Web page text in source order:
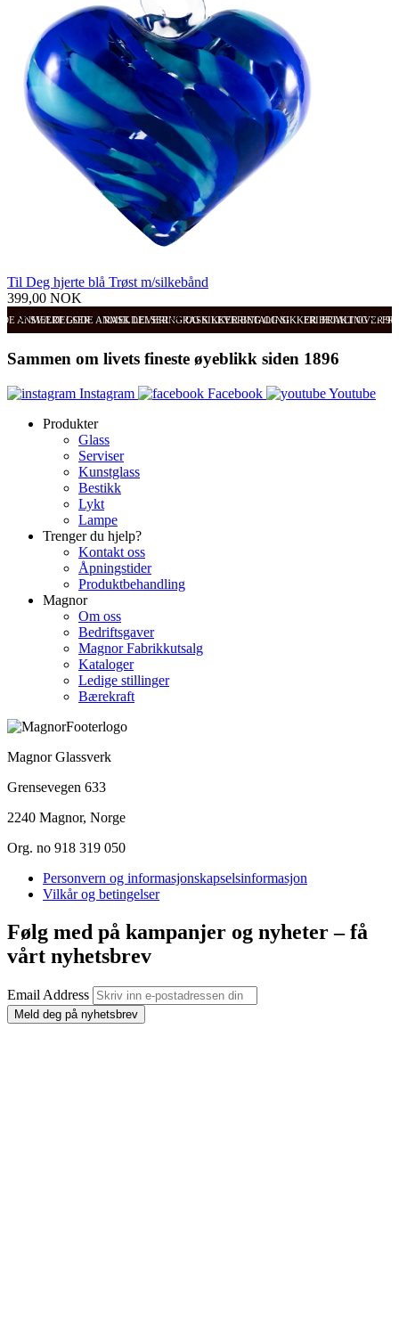
Til Deg hjerte blå Trøst m/silkebånd
399,00 NOK
ANMELDELSER RASK LEVERING OG SIKKER BETALING FRI FRAKT OVER
SVÆRT GODE ANMELDELSER RASK LEVERING OG SIKKER BETALING
Sammen om livets fineste øyeblikk siden 1896
Instagram Facebook
Youtube
Produkter
Glass
Serviser
Kunstglass
Bestikk
Lykt
Lampe
Trenger du hjelp?
Kontakt oss
Åpningstider
Produktbehandling
Magnor
Om oss
Bedriftsgaver
Magnor Fabrikkutsalg
Kataloger
Ledige stillinger
Bærekraft
Magnor Glassverk
Grensevegen 633
2240 Magnor, Norge
Org. no 918 319 050
Personvern og informasjonskapselsinformasjon
Vilkår og betingelser
Følg med på kampanjer og nyheter – få
vårt nyhetsbrev
Email Address
Meld deg på nyhetsbrev